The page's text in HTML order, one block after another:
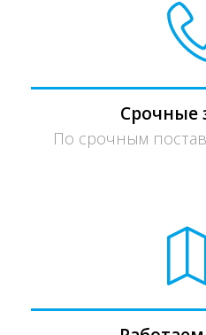
Срочные
По срочным